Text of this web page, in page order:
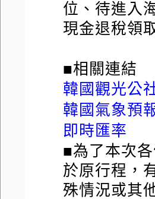
位、待進入
現金退稅領
■相關連結
韓國觀光公
韓國氣象預
即時匯率
■為了本次
於原行程，
殊情況或其